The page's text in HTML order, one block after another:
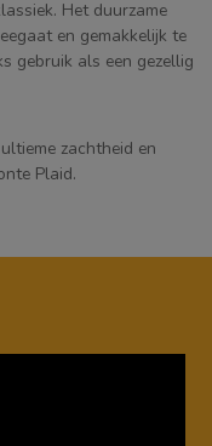
Het duurzame
en gemakkelijk te
gebruik als een gezellig
zachtheid en
Plaid.